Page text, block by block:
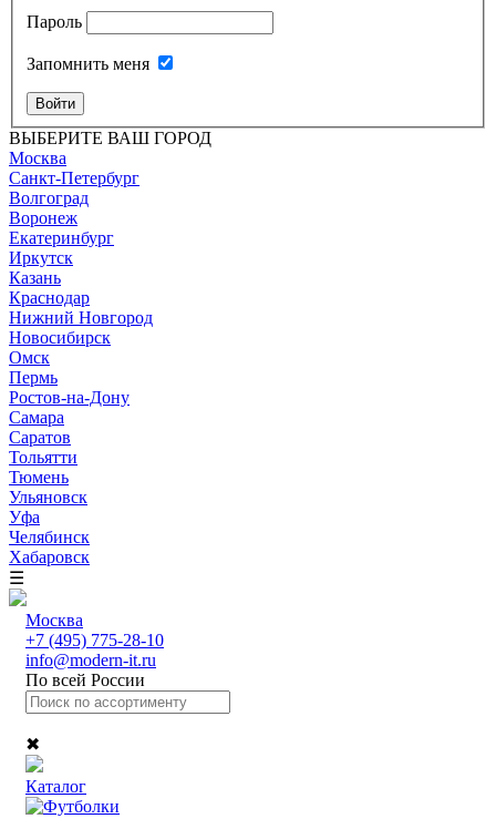
Пароль
Запомнить меня
Войти
ВЫБЕРИТЕ ВАШ ГОРОД
Москва
Санкт-Петербург
Волгоград
Воронеж
Екатеринбург
Иркутск
Казань
Краснодар
Нижний Новгород
Новосибирск
Омск
Пермь
Ростов-на-Дону
Самара
Саратов
Тольятти
Тюмень
Ульяновск
Уфа
Челябинск
Хабаровск
☰
Москва
+7 (495) 775-28-10
info@modern-it.ru
По всей России
✖
Каталог